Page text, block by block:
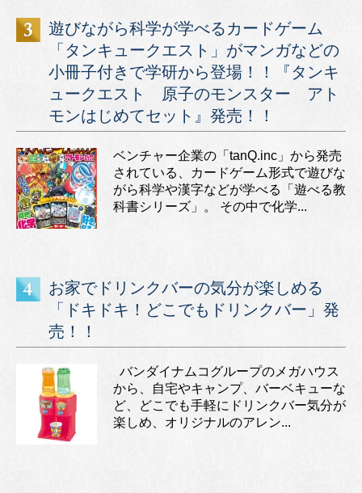
遊びながら科学が学べるカードゲーム
「タンキュークエスト」がマンガなどの
小冊子付きで学研から登場！！『タンキ
ュークエスト 原子のモンスター アト
モンはじめてセット』発売！！
ベンチャー企業の「tanQ.inc」から発売
されている、カードゲーム形式で遊びな
がら科学や漢字などが学べる「遊べる教
科書シリーズ」。 その中で化学...
お家でドリンクバーの気分が楽しめる
「ドキドキ！どこでもドリンクバー」発
売！！
バンダイナムコグループのメガハウス
から、自宅やキャンプ、バーベキューな
ど、どこでも手軽にドリンクバー気分が
楽しめ、オリジナルのアレン...